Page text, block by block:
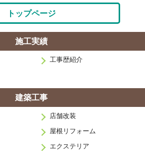
トップページ
施工実績
工事歴紹介
建築工事
店舗改装
屋根リフォーム
エクステリア